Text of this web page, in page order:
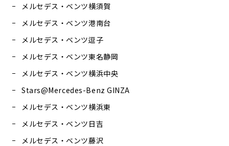
メルセデス・ベンツ横須賀
メルセデス・ベンツ港南台
メルセデス・ベンツ逗子
メルセデス・ベンツ東名静岡
メルセデス・ベンツ横浜中央
Stars@Mercedes-Benz GINZA
メルセデス・ベンツ横浜東
メルセデス・ベンツ日吉
メルセデス・ベンツ藤沢